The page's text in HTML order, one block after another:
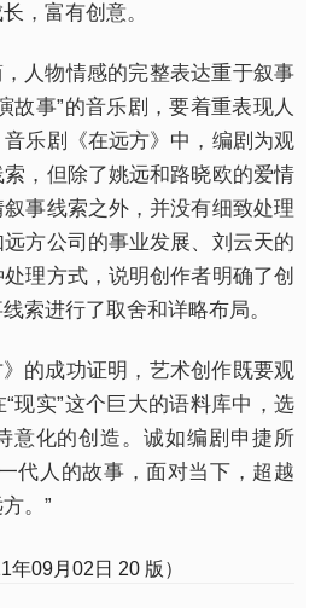
，富有创意。
人物情感的完整表达重于叙事
故事”的音乐剧，要着重表现人
乐剧《在远方》中，编剧为观
，但除了姚远和路晓欧的爱情
事线索之外，并没有细致处理
方公司的事业发展、刘云天的
理方式，说明创作者明确了创
索进行了取舍和详略布局。
的成功证明，艺术创作既要观
现实”这个巨大的语料库中，选
意化的创造。诚如编剧申捷所
代人的故事，面对当下，超越
。”
年09月02日 20 版）